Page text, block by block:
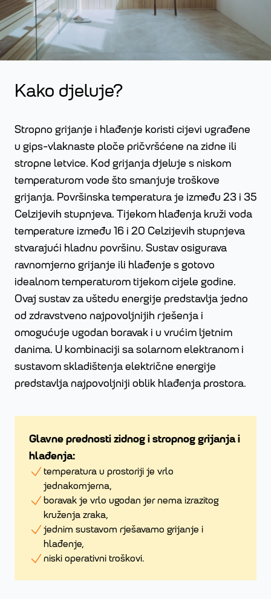
Kako djeluje?
Stropno grijanje i hlađenje koristi cijevi ugrađene
u gips-vlaknaste ploče pričvršćene na zidne ili
stropne letvice. Kod grijanja djeluje s niskom
temperaturom vode što smanjuje troškove
grijanja. Površinska temperatura je između 23 i 35
Celzijevih stupnjeva. Tijekom hlađenja kruži voda
temperature između 16 i 20 Celzijevih stupnjeva
stvarajući hladnu površinu. Sustav osigurava
ravnomjerno grijanje ili hlađenje s gotovo
idealnom temperaturom tijekom cijele godine.
Ovaj sustav za uštedu energije predstavlja jedno
od zdravstveno najpovoljnijih rješenja i
omogućuje ugodan boravak i u vrućim ljetnim
danima. U kombinaciji sa solarnom elektranom i
sustavom skladištenja električne energije
predstavlja najpovoljniji oblik hlađenja prostora.
Glavne prednosti zidnog i stropnog grijanja i
hlađenja:
temperatura u prostoriji je vrlo
jednakomjerna,
boravak je vrlo ugodan jer nema izrazitog
kruženja zraka,
jednim sustavom rješavamo grijanje i
hlađenje,
niski operativni troškovi.